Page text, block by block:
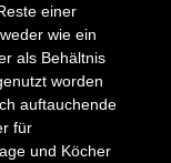
einer
wie ein
als Behältnis
worden
auftauchende
für
und Köcher